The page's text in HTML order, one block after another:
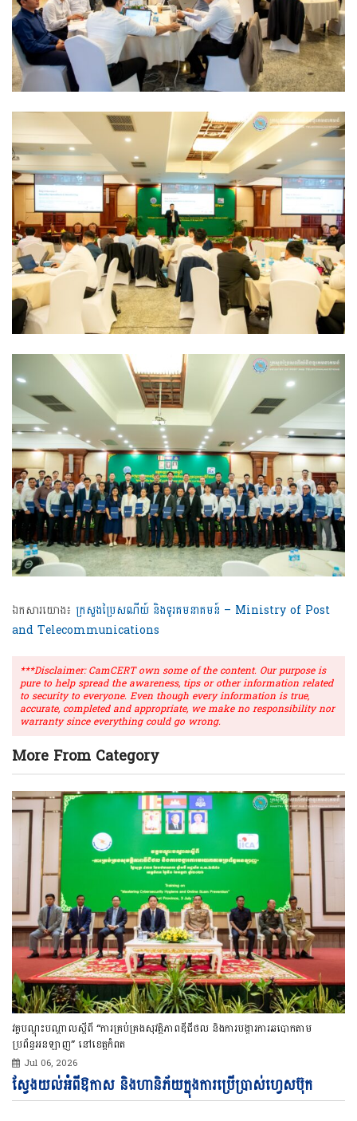
ឯកសារយោង៖ ក្រសួងប្រៃសណីយ៍ និងទូរគមនាគមន៍ – Ministry of Post
and Telecommunications
***Disclaimer: CamCERT own some of the content. Our purpose is
pure to help spread the awareness, tips or other information related
to security to everyone. Even though every information is true,
accurate, completed and appropriate, we make no responsibility nor
warranty since everything could go wrong.
More From Category
វគ្គបណ្ដុះបណ្ដាលស្ដីពី “ការគ្រប់គ្រងសុវត្ថិភាពឌីជីថល និងការបង្ការការឆបោកតាម
ប្រព័ន្ធអនឡាញ” នៅខេត្តកំពត
Jul 06, 2026
ស្វែងយល់អំពីឱកាស និងហានិភ័យក្នុងការប្រើប្រាស់ហ្វេសប៊ុក